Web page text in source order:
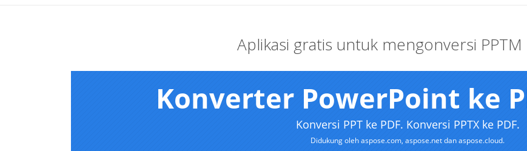
Aplikasi gratis untuk mengonversi PPTM